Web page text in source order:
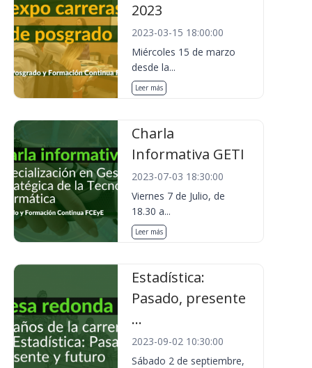
2023
2023-03-15 18:00:00
Miércoles 15 de marzo
desde la...
Leer más
Charla
Informativa GETI
2023-07-03 18:30:00
Viernes 7 de Julio, de
18.30 a...
Leer más
Estadística:
Pasado, presente
...
2023-09-02 10:30:00
Sábado 2 de septiembre,